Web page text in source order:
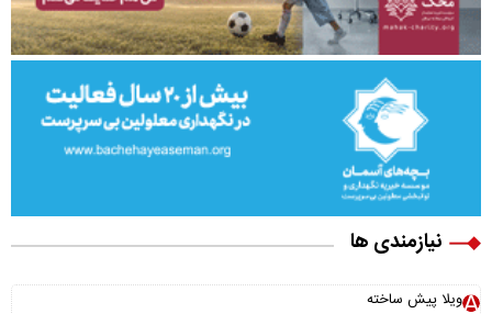
نیازمندی ها
ویلا پیش ساخته